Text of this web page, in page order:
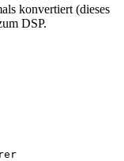
konvertiert (dieses
DSP.